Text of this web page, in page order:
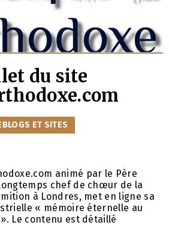
du site
ET SITES
animé par le Père
chef de chœur de la
à Londres, met en ligne sa
« mémoire éternelle au
Le contenu est détaillé